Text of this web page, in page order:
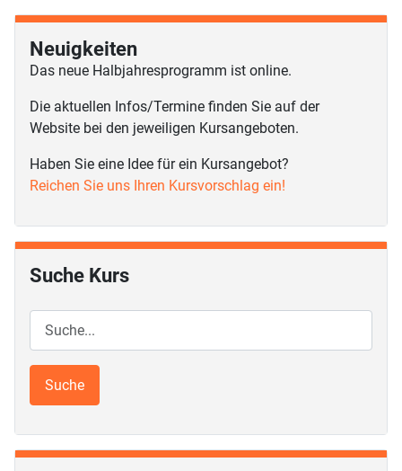
Neuigkeiten
Das neue Halbjahresprogramm ist online.
Die aktuellen Infos/Termine finden Sie auf der
Website bei den jeweiligen Kursangeboten.
Haben Sie eine Idee für ein Kursangebot?
Reichen Sie uns Ihren Kursvorschlag ein!
Suche Kurs